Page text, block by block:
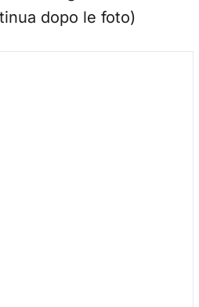
dopo le foto)